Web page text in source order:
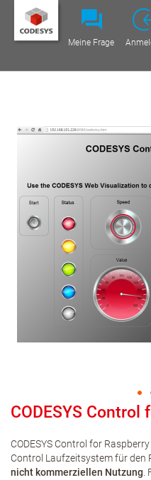
Meine Frage
CODESYS Control
CODESYS Control for
Control Laufzeitsystem für den
nicht kommerziellen Nutzung